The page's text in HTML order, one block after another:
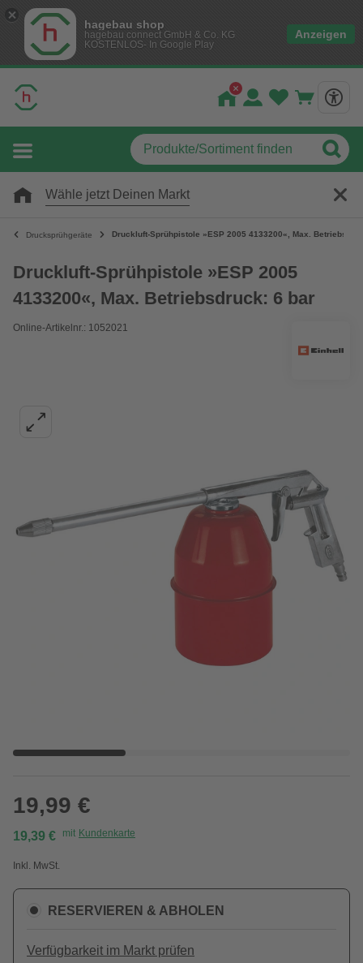
hagebau shop
hagebau connect GmbH & Co. KG
KOSTENLOS- In Google Play
Anzeigen
Wähle jetzt Deinen Markt
Drucksprühgeräte Druckluft-Sprühpistole »ESP 2005 4133200«, Max.
Druckluft-Sprühpistole »ESP 2005
4133200«, Max. Betriebsdruck: 6 bar
Online-Artikelnr.: 1052021
19,99 €
19,39 € mit Kundenkarte
Inkl. MwSt.
RESERVIEREN & ABHOLEN
Verfügbarkeit im Markt prüfen